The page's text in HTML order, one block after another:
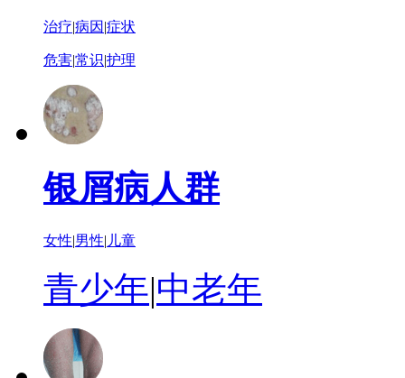
治疗|病因 |症状
危害|常识|护理
银屑病人群
女性|男性| 儿童
青少年|中老年